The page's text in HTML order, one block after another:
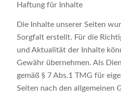
Haftung für Inhalte
Die Inhalte unserer Seiten
Sorgfalt erstellt. Für die
und Aktualität der Inhalte
Gewähr übernehmen. Als
gemäß § 7 Abs.1 TMG für
Seiten nach den allgemeinen